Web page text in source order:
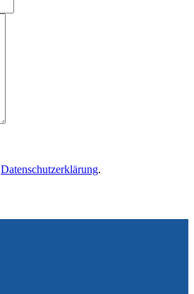
Datenschutzerklärung.